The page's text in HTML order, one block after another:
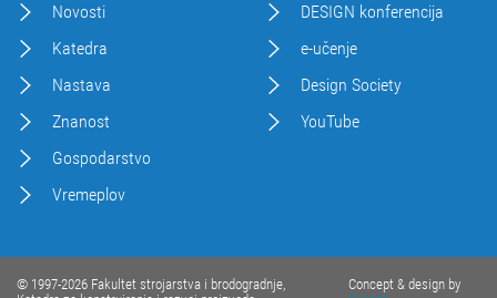
Novosti
Katedra
Nastava
Znanost
Gospodarstvo
Vremeplov
DESIGN konferencija
e-učenje
Design Society
YouTube
© 1997-2026 Fakultet strojarstva i brodogradnje,
Concept & design by